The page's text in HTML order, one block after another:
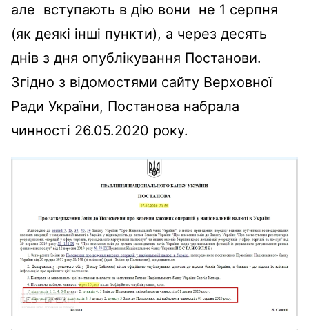
але вступають в дію вони не 1 серпня
(як деякі інші пункти), а через десять
днів з дня опублікування Постанови.
Згідно з відомостями сайту Верховної
Ради України, Постанова набрала
чинності 26.05.2020 року.